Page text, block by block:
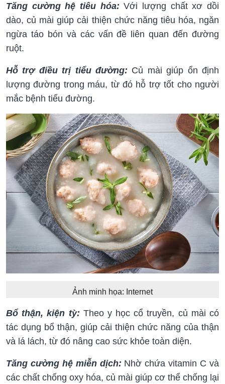
Tăng cường hệ tiêu hóa: Với lượng chất xơ dồi
dào, củ mài giúp cải thiện chức năng tiêu hóa, ngăn
ngừa táo bón và các vấn đề liên quan đến đường
ruột.
Hỗ trợ điều trị tiểu đường: Củ mài giúp ổn định
lượng đường trong máu, từ đó hỗ trợ tốt cho người
mắc bệnh tiểu đường.
Ảnh minh họa: Internet
Bổ thận, kiện tỳ: Theo y học cổ truyền, củ mài có
tác dụng bổ thận, giúp cải thiện chức năng của thận
và lá lách, từ đó nâng cao sức khỏe toàn diện.
Tăng cường hệ miễn dịch: Nhờ chứa vitamin C và
các chất chống oxy hóa, củ mài giúp cơ thể chống lại